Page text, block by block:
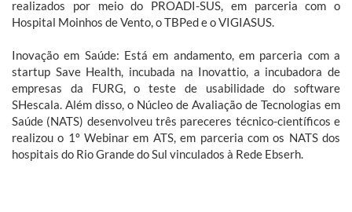
realizados por meio do PROADI-SUS, em parceria com o
Hospital Moinhos de Vento, o TBPed e o VIGIASUS.
Inovação em Saúde: Está em andamento, em parceria com a
startup Save Health, incubada na Inovattio, a incubadora de
empresas da FURG, o teste de usabilidade do software
SHescala. Além disso, o Núcleo de Avaliação de Tecnologias em
Saúde (NATS) desenvolveu três pareceres técnico-científicos e
realizou o 1º Webinar em ATS, em parceria com os NATS dos
hospitais do Rio Grande do Sul vinculados à Rede Ebserh.